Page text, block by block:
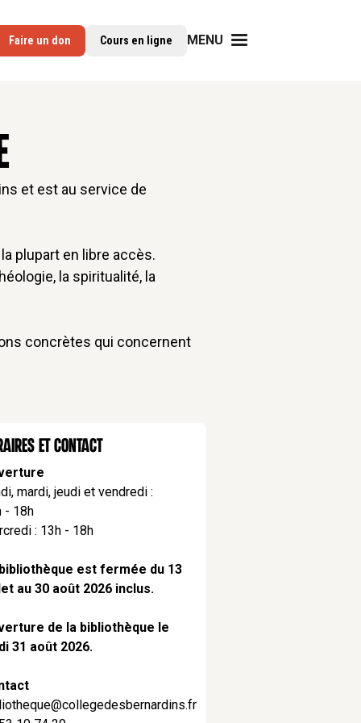
Faire un don Cours en ligne MENU
et est au service de
plupart en libre accès.
la spiritualité, la
concrètes qui concernent
ET CONTACT
mardi, jeudi et vendredi :
- 18h
: 13h - 18h
est fermée du 13
au 30 août 2026 inclus.
de la bibliothèque le
31 août 2026.